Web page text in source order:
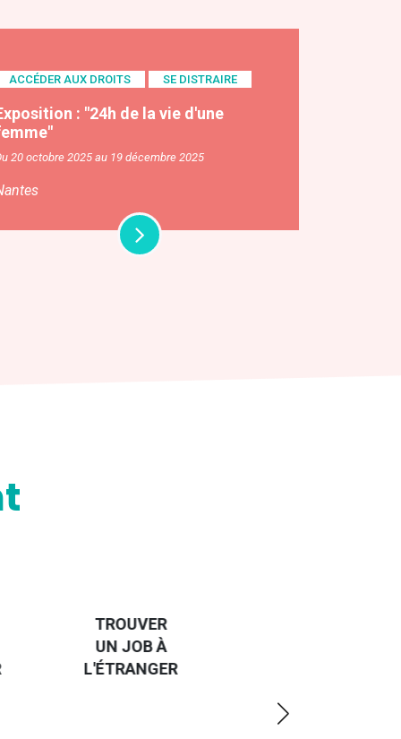
ACCÉDER AUX DROITS SE DISTRAIRE
: "24h de la vie d'une
20 octobre 2025 au 19 décembre 2025
TROUVER
UN JOB À
L'ÉTRANGER